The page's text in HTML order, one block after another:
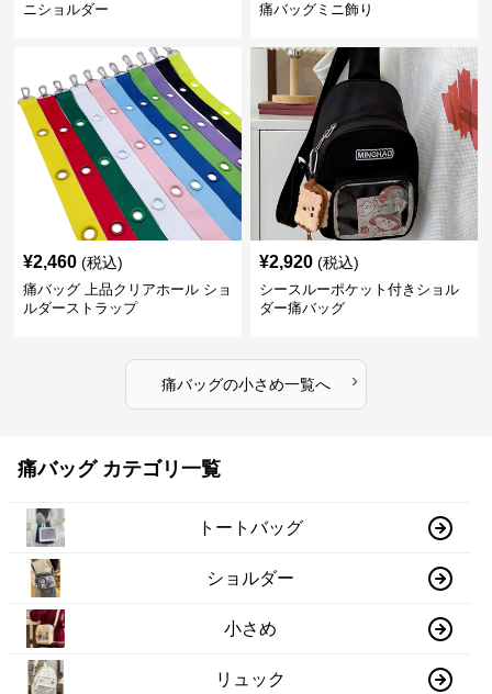
ニショルダー
痛バッグミニ飾り
¥2,460 (税込)
痛バッグ 上品クリアホール ショ
ルダーストラップ
¥2,920 (税込)
シースルーポケット付きショル
ダー痛バッグ
痛バッグの小さめ一覧へ ›
痛バッグ カテゴリ一覧
トートバッグ
ショルダー
小さめ
リュック